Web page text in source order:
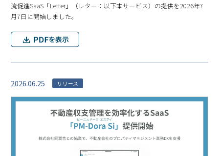
流促進SaaS「Letter」（レター：以下本サービス）の提供を2026年7
月7日に開始しました。
2026.06.25 リリース